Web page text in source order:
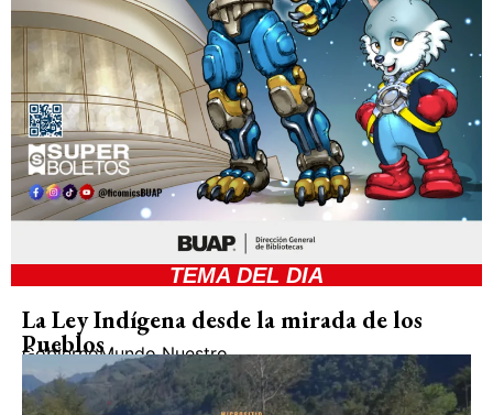
TEMA DEL DIA
La Ley Indígena desde la mirada de los
Pueblos
GobiernoMundo Nuestro